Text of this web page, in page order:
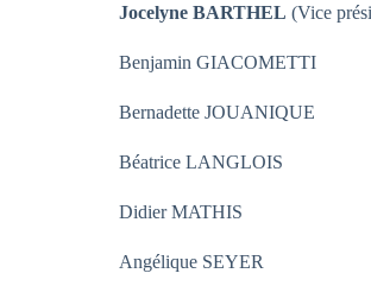
Jocelyne BARTHEL (Vice
Benjamin GIACOMETTI
Bernadette JOUANIQUE
Béatrice LANGLOIS
Didier MATHIS
Angélique SEYER